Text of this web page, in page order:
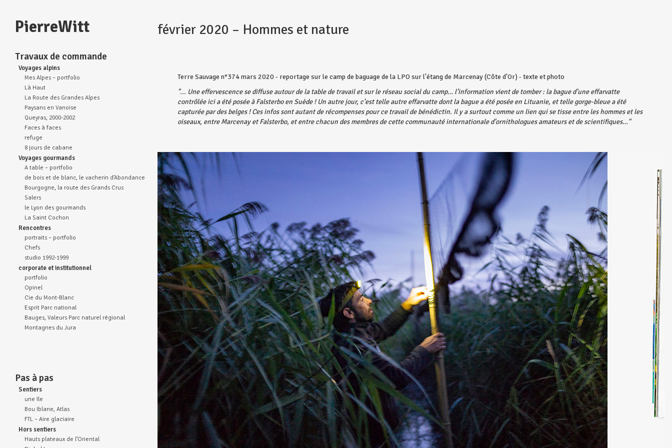
PierreWitt
Travaux de commande
Voyages alpins
Mes Alpes – portfolio
Là Haut
La Route des Grandes Alpes
Paysans en Vanoise
Queyras, 2000-2002
Faces à faces
refuge
8 jours de cabane
Voyages gourmands
A table – portfolio
de bois et de blanc, le vacherin d’Abondance
Bourgogne, la route des Grands Crus
Salers
le Lyon des gourmands
La Saint Cochon
Rencontres
portraits – portfolio
Chefs
studio 1992-1999
corporate et institutionnel
portfolio
Opinel
Cie du Mont-Blanc
Esprit Parc national
Bauges, Valeurs Parc naturel régional
Montagnes du Jura
Pas à pas
Sentiers
une île
Bou Iblane, Atlas
FTL – Aire glaciaire
Hors sentiers
Hauts plateaux de l’Oriental
février 2020 – Hommes et nature
Terre Sauvage n°374 mars 2020 - reportage sur le camp de baguage de la LPO sur l'étang de Marcenay (Côte d'Or) - texte et photo
"... Une effervescence se diffuse autour de la table de travail et sur le réseau social du camp… l’information vient de tomber : la bague d’une effarvatte
contrôlée ici a été posée à Falsterbo en Suède ! Un autre jour, c’est telle autre effarvatte dont la bague a été posée en Lituanie, et telle gorge-bleue a été
capturée par des belges ! Ces infos sont autant de récompenses pour ce travail de bénédictin. Il y a surtout comme un lien qui se tisse entre les hommes et les
oiseaux, entre Marcenay et Falsterbo, et entre chacun des membres de cette communauté internationale d’ornithologues amateurs et de scientifiques…"